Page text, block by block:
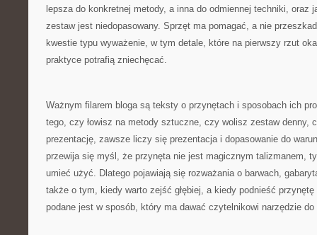
lepsza do konkretnej metody, a inna do odmiennej techniki, oraz
zestaw jest niedopasowany. Sprzęt ma pomagać, a nie
kwestie typu wyważenie, w tym detale, które na pierwszy rzut
praktyce potrafią zniechęcać.
Ważnym filarem bloga są teksty o przynętach i sposobach ich
tego, czy łowisz na metody sztuczne, czy wolisz zestaw denny,
prezentację, zawsze liczy się prezentacja i dopasowanie do
przewija się myśl, że przynęta nie jest magicznym talizmanem,
umieć użyć. Dlatego pojawiają się rozważania o barwach,
także o tym, kiedy warto zejść głębiej, a kiedy podnieść przynętę
podane jest w sposób, który ma dawać czytelnikowi narzędzie